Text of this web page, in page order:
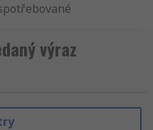
nepřetržitě
bylo možné
je dáno
výraz